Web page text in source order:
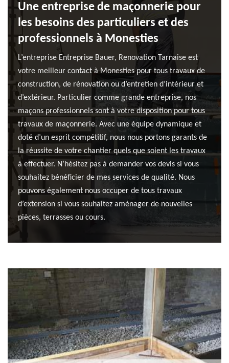
Une entreprise de maçonnerie pour
les besoins des particuliers et des
professionnels à Monesties
L’entreprise Entreprise Bauer, Renovation Tarnaise est
votre meilleur contact à Monesties pour tous travaux de
construction, de rénovation ou d’entretien d’intérieur et
d’extérieur. Particulier comme grande entreprise, nos
maçons professionnels sont à votre disposition pour tous
travaux de maçonnerie. Avec une équipe dynamique et
doté d’un esprit compétitif, nous nous portons garants de
la réussite de votre chantier quels que soient les travaux
à effectuer. N’hésitez pas à demander vos devis si vous
souhaitez bénéficier de mes services de qualité. Nous
pouvons également nous occuper de tous travaux
d’extension si vous souhaitez aménager de nouvelles
pièces, terrasses ou cours.